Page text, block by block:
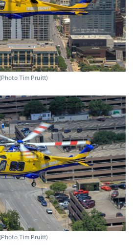
(Photo Tim Pruitt)
(Photo Tim Pruitt)